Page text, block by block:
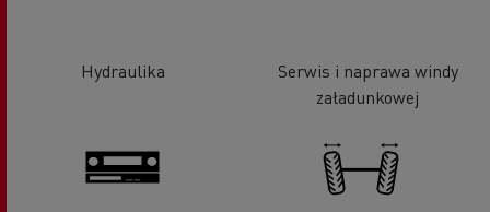
Hydraulika
Serwis i naprawa windy
załadunkowej